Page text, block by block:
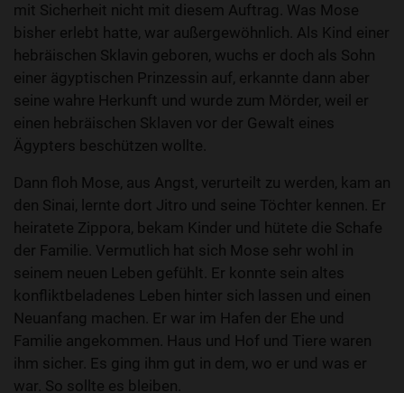
mit Sicherheit nicht mit diesem Auftrag. Was Mose
bisher erlebt hatte, war außergewöhnlich. Als Kind einer
hebräischen Sklavin geboren, wuchs er doch als Sohn
einer ägyptischen Prinzessin auf, erkannte dann aber
seine wahre Herkunft und wurde zum Mörder, weil er
einen hebräischen Sklaven vor der Gewalt eines
Ägypters beschützen wollte.
Dann floh Mose, aus Angst, verurteilt zu werden, kam an
den Sinai, lernte dort Jitro und seine Töchter kennen. Er
heiratete Zippora, bekam Kinder und hütete die Schafe
der Familie. Vermutlich hat sich Mose sehr wohl in
seinem neuen Leben gefühlt. Er konnte sein altes
konfliktbeladenes Leben hinter sich lassen und einen
Neuanfang machen. Er war im Hafen der Ehe und
Familie angekommen. Haus und Hof und Tiere waren
ihm sicher. Es ging ihm gut in dem, wo er und was er
war. So sollte es bleiben.